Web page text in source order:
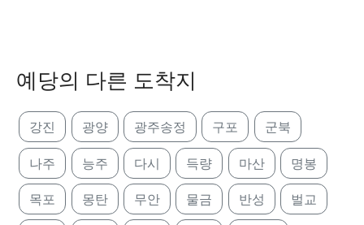
예당의 다른 도착지
강진 광양 광주송정 구포 군북
나주 능주 다시 득량 마산 명봉
목포 몽탄 무안 물금 반성 벌교